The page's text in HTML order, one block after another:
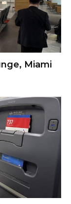
Miami